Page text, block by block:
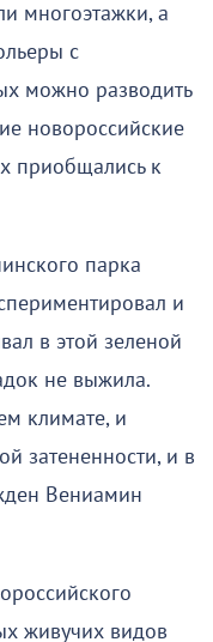
многоэтажки, а
с
можно разводить
новороссийские
приобщались к
парка
и
в этой зеленой
не выжила.
климате, и
затененности, и в
Вениамин
живучих видов